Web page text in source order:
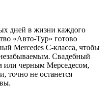
дней в жизни каждого
«Авто-Тур» готово
Mercedes С-класса, чтобы
Свадебный
или черным Мерседесом,
точно не останется